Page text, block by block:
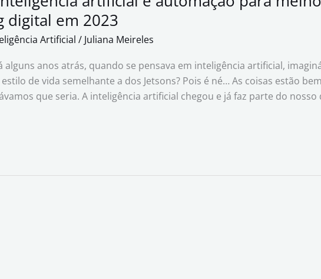
digital em 2023
Artificial / Juliana Meireles
alguns anos atrás, quando se pensava em inteligência artificial,
de vida semelhante a dos Jetsons? Pois é né… As coisas estão bem
que seria. A inteligência artificial chegou e já faz parte do nosso